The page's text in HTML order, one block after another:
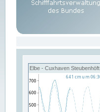
Elbe - Cuxhaven Steubenhöft